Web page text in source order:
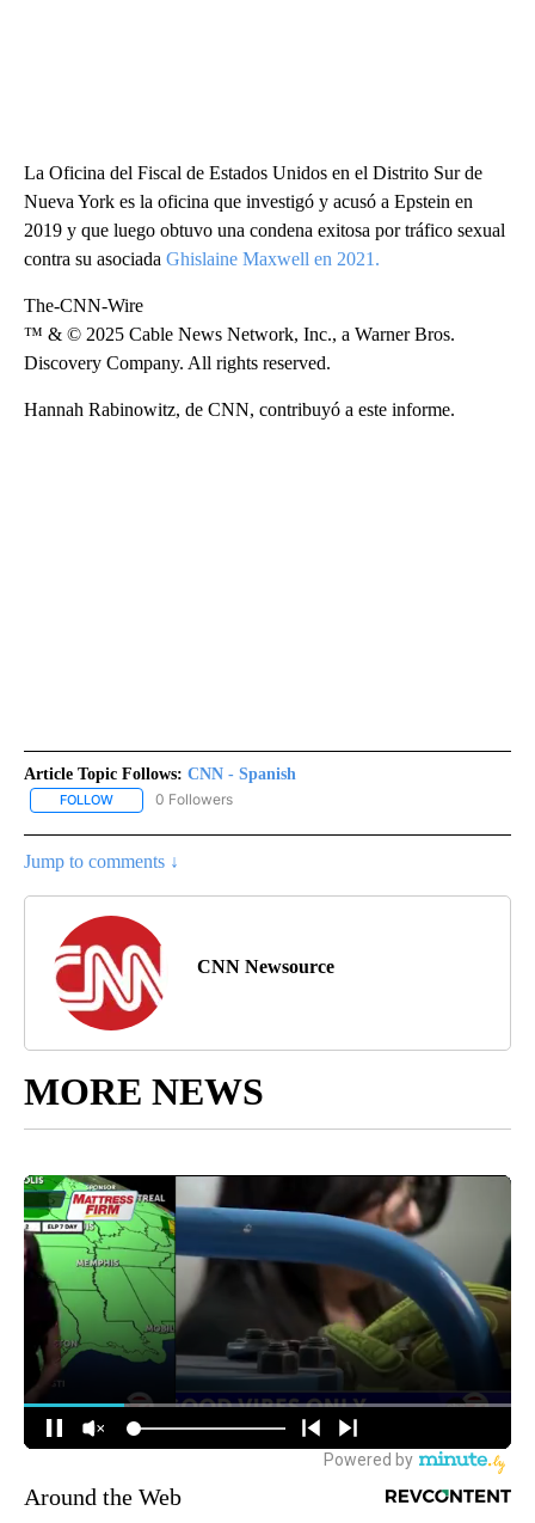
La Oficina del Fiscal de Estados Unidos en el Distrito Sur de
Nueva York es la oficina que investigó y acusó a Epstein en
2019 y que luego obtuvo una condena exitosa por tráfico sexual
contra su asociada Ghislaine Maxwell en 2021.
The-CNN-Wire
™ & © 2025 Cable News Network, Inc., a Warner Bros.
Discovery Company. All rights reserved.
Hannah Rabinowitz, de CNN, contribuyó a este informe.
Article Topic Follows: CNN - Spanish
FOLLOW FOLLOW "CNN - SPANISH" TO RECEIVE NOTIFICATIONS ABOUT
0 Followers
Jump to comments ↓
CNN Newsource
MORE NEWS
Around the Web